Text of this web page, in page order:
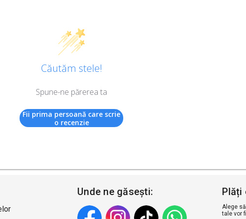
Căutăm stele!
Spune-ne părerea ta
Fii prima persoană care scrie
o recenzie
Unde ne găsești: Plăți
Alege
tale vor